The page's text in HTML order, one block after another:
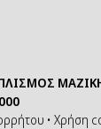
• Χρήση